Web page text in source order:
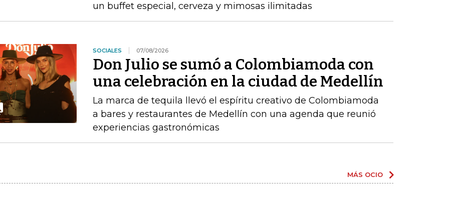
un buffet especial, cerveza y mimosas ilimitadas
SOCIALES 07/08/2026
Don Julio se sumó a Colombiamoda con
una celebración en la ciudad de Medellín
La marca de tequila llevó el espíritu creativo de Colombiamoda
a bares y restaurantes de Medellín con una agenda que reunió
experiencias gastronómicas
MÁS OCIO